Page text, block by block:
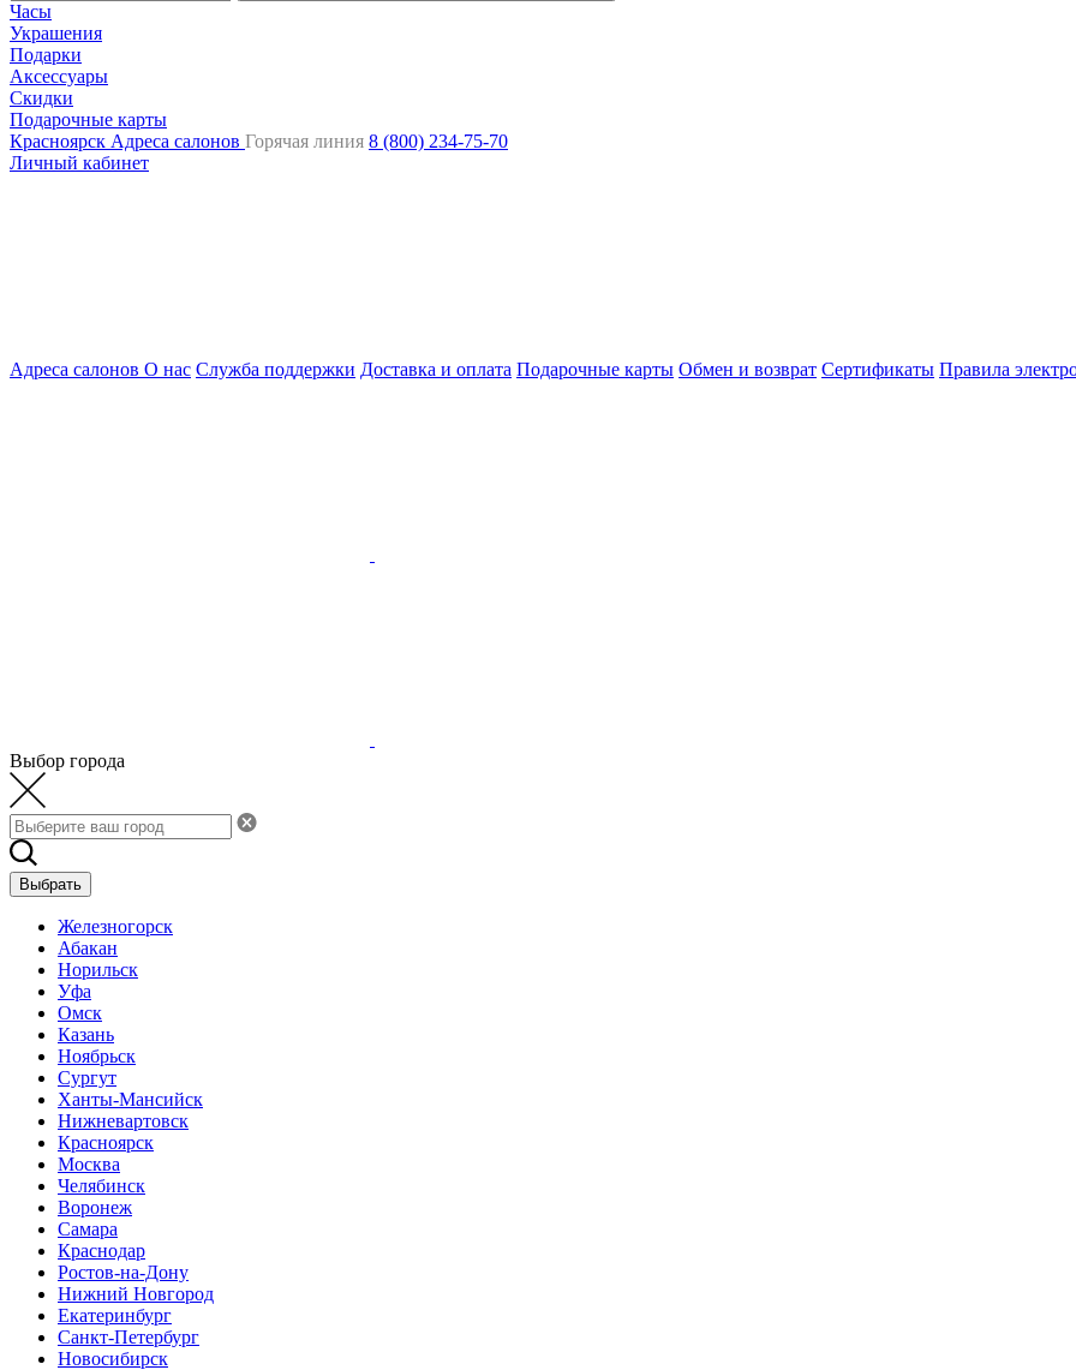
Часы
Украшения
Подарки
Аксессуары
Скидки
Подарочные карты
Красноярск Адреса салонов Горячая линия 8 (800) 234-75-70
Личный кабинет
Адреса салонов О нас Служба поддержки Доставка и оплата Подарочные карты Обмен и возврат Сертификаты Правила
Выбор города
Выбрать
Железногорск
Абакан
Норильск
Уфа
Омск
Казань
Ноябрьск
Сургут
Ханты-Мансийск
Нижневартовск
Красноярск
Москва
Челябинск
Воронеж
Самара
Краснодар
Ростов-на-Дону
Нижний Новгород
Екатеринбург
Санкт-Петербург
Новосибирск